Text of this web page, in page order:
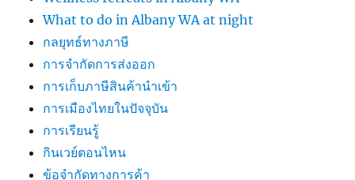
What to do in Albany WA at night
กลยุทธ์ทางภาษี
การจำกัดการส่งออก
การเก็บภาษีสินค้านำเข้า
การเมืองไทยในปัจจุบัน
การเรียนรู้
กินเวย์ตอนไหน
ข้อจำกัดทางการค้า